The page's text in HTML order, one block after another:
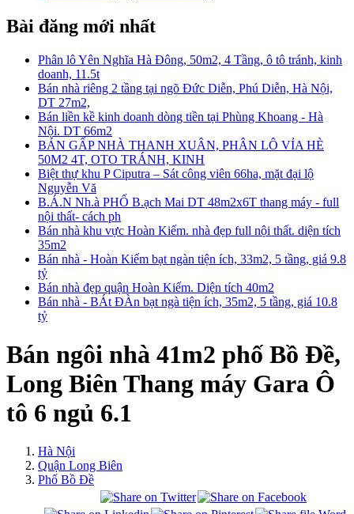
Bài đăng mới nhất
Phân lô Yên Nghĩa Hà Đông, 50m2, 4 Tầng, ô tô tránh, kinh
doanh, 11.5t
Bán nhà riêng 2 tầng tại ngõ Đức Diễn, Phú Diễn, Hà Nội,
DT 27m2,
Bán liền kề kinh doanh dòng tiền tại Phùng Khoang - Hà
Nội. DT 66m2
BÁN GẤP NHÀ THANH XUÂN, PHÂN LÔ VỈA HÈ
50M2 4T, OTO TRÁNH, KINH
Biệt thự khu P Ciputra – Sát công viên 66ha, mặt đại lộ
Nguyễn Vă
B.Á.N Nh.à PHỐ B.ạch Mai DT 48m2x6T thang máy - full
nội thất- cách ph
Bán nhà khu vực Hoàn Kiếm. nhà đẹp full nội thất. diện tích
35m2
Bán nhà - Hoàn Kiếm bạt ngàn tiện ích, 33m2, 5 tầng, giá 9.8
tỷ
Bán nhà đẹp quận Hoàn Kiếm. Diện tích 40m2
Bán nhà - BÁt ĐÀn bạt ngà tiện ích, 35m2, 5 tầng, giá 10.8
tỷ
Bán ngôi nhà 41m2 phố Bồ Đề,
Long Biên Thang máy Gara Ô
tô 6 ngủ 6.1
Hà Nội
Quận Long Biên
Phố Bồ Đề